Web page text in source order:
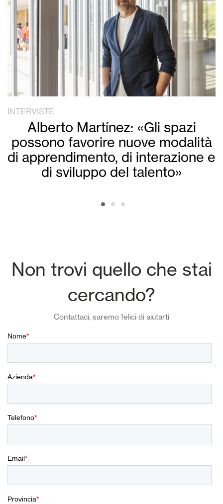
INTERVISTE
Alberto Martínez: «Gli spazi
possono favorire nuove modalità
di apprendimento, di interazione e
di sviluppo del talento»
Non trovi quello che stai
cercando?
Contattaci, saremo felici di aiutarti